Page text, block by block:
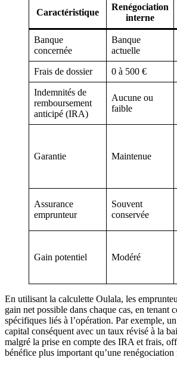
Caractéristique
Renégociation
interne
Banque
concernée
Banque
actuelle
Frais de dossier 0 à 500 €
Indemnités de
remboursement
anticipé (IRA)
Aucune ou
faible
Garantie Maintenue
Assurance
emprunteur
Souvent
conservée
Gain potentiel Modéré
En utilisant la calculette Oulala, les
gain net possible dans chaque cas, en tenant
spécifiques liés à l’opération. Par exemple,
capital conséquent avec un taux révisé à la
malgré la prise en compte des IRA et frais,
bénéfice plus important qu’une renégociation